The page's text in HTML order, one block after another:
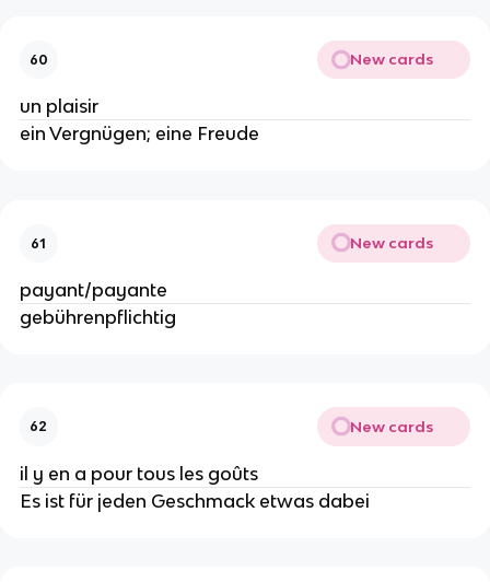
60 New cards
un plaisir
ein Vergnügen; eine Freude
61 New cards
payant/payante
gebührenpflichtig
62 New cards
il y en a pour tous les goûts
Es ist für jeden Geschmack etwas dabei